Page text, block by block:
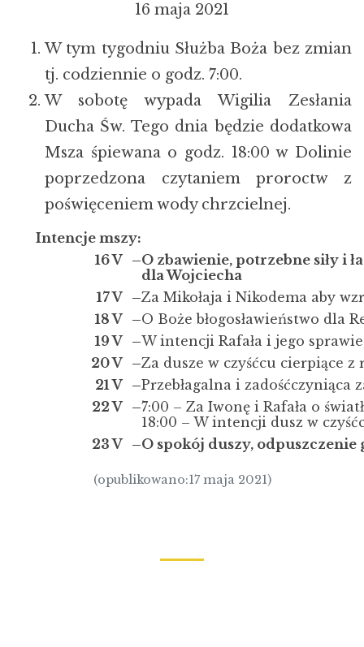
16 maja 2021
W tym tygodniu Służba Boża bez zmian
tj. codziennie o godz. 7:00.
W sobotę wypada Wigilia Zesłania
Ducha Św. Tego dnia będzie dodatkowa
Msza śpiewana o godz. 18:00 w Dolinie
poprzedzona czytaniem proroctw z
poświęceniem wody chrzcielnej.
Intencje mszy:
16 V –O zbawienie, potrzebne siły i
dla Wojciecha
17 V –Za Mikołaja i Nikodema aby
18 V –O Boże błogosławieństwo dla
19 V –W intencji Rafała i jego
20 V –Za dusze w czyśćcu cierpiące z
21 V –Przebłagalna i
22 V –7:00 – Za Iwonę i Rafała o
18:00 – W intencji dusz w
23 V –O spokój duszy,
(opublikowano:17 maja 2021)